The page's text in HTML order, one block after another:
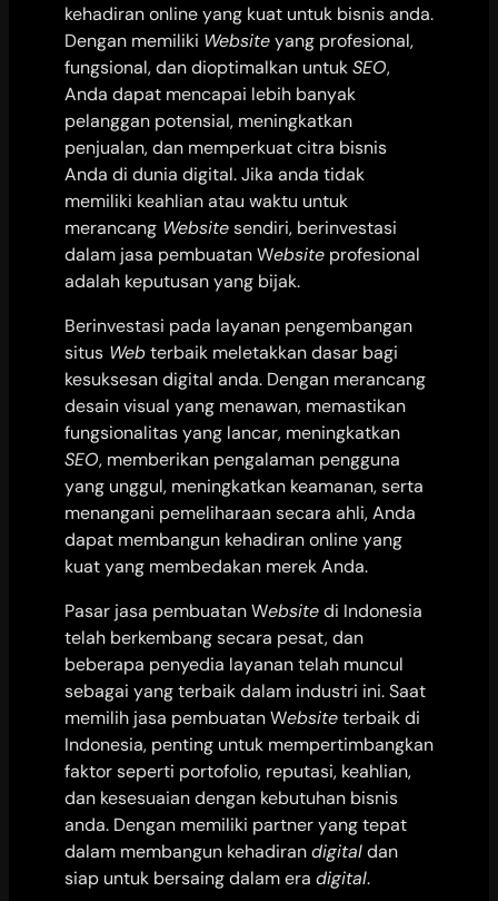
kehadiran online yang kuat untuk bisnis anda.
Dengan memiliki Websiteyang profesional,
fungsional, dan dioptimalkan untukSEO,
Anda dapat mencapai lebih banyak
pelanggan potensial, meningkatkan
penjualan, dan memperkuat citra bisnis
Anda di dunia digital. Jika anda tidak
memiliki keahlian atau waktu untuk
merancang Websitesendiri, berinvestasi
dalam jasa pembuatan Website profesional
adalah keputusan yang bijak.
Berinvestasi pada layanan pengembangan
situs Webterbaik meletakkan dasar bagi
kesuksesan digital anda. Dengan merancang
desain visual yang menawan, memastikan
fungsionalitas yang lancar, meningkatkan
SEO, memberikan pengalaman pengguna
yang unggul, meningkatkan keamanan, serta
menangani pemeliharaan secara ahli, Anda
dapat membangun kehadiran online yang
kuat yang membedakan merek Anda.
Pasar jasa pembuatan Websitedi Indonesia
telah berkembang secara pesat, dan
beberapa penyedia layanan telah muncul
sebagai yang terbaik dalam industri ini. Saat
memilih jasa pembuatan Websiteterbaik di
Indonesia, penting untuk mempertimbangkan
faktor seperti portofolio, reputasi, keahlian,
dan kesesuaian dengan kebutuhan bisnis
anda. Dengan memiliki partner yang tepat
dalam membangun kehadirandigitaldan
siap untuk bersaing dalam era digital.